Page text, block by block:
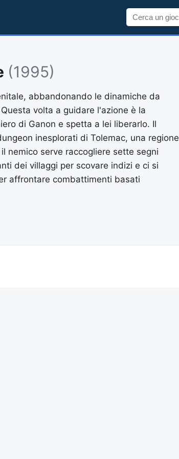
(1995)
abbandonando le dinamiche da
volta a guidare l'azione è la
di Ganon e spetta a lei liberarlo. Il
inesplorati di Tolemac, una regione
nemico serve raccogliere sette segni
dei villaggi per scovare indizi e ci si
affrontare combattimenti basati